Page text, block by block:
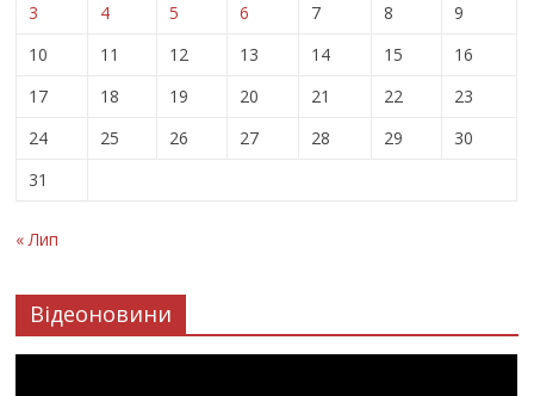
3
4 5 6 7 8
9
10
11 12 13 14 15
16
17
18 19 20 21 22
23
24
25 26 27 28 29
30
31
« Лип
Відеоновини